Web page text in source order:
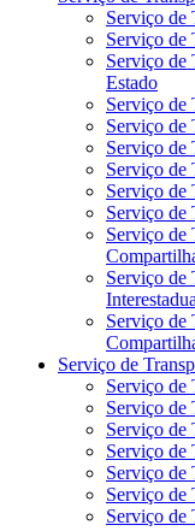
Serviço de
Serviço de
Serviço de
Estado
Serviço de
Serviço de
Serviço de
Serviço de
Serviço de
Serviço de
Serviço de
Serviço de
Serviço de
Serviço de
Serviço de
Serviço de
Serviço de
Serviço de
Serviço de
Serviço de
Serviço de